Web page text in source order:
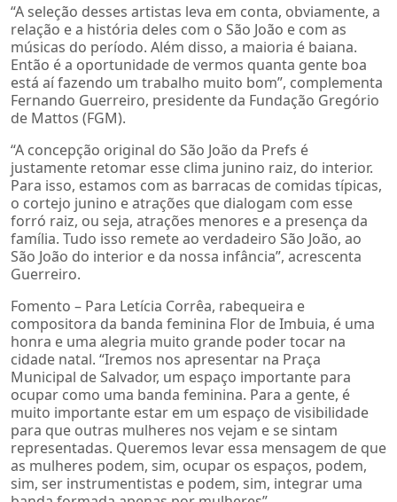
“A seleção desses artistas leva em conta, obviamente, a
relação e a história deles com o São João e com as
músicas do período. Além disso, a maioria é baiana.
Então é a oportunidade de vermos quanta gente boa
está aí fazendo um trabalho muito bom”, complementa
Fernando Guerreiro, presidente da Fundação Gregório
de Mattos (FGM).
“A concepção original do São João da Prefs é
justamente retomar esse clima junino raiz, do interior.
Para isso, estamos com as barracas de comidas típicas,
o cortejo junino e atrações que dialogam com esse
forró raiz, ou seja, atrações menores e a presença da
família. Tudo isso remete ao verdadeiro São João, ao
São João do interior e da nossa infância”, acrescenta
Guerreiro.
Fomento – Para Letícia Corrêa, rabequeira e
compositora da banda feminina Flor de Imbuia, é uma
honra e uma alegria muito grande poder tocar na
cidade natal. “Iremos nos apresentar na Praça
Municipal de Salvador, um espaço importante para
ocupar como uma banda feminina. Para a gente, é
muito importante estar em um espaço de visibilidade
para que outras mulheres nos vejam e se sintam
representadas. Queremos levar essa mensagem de que
as mulheres podem, sim, ocupar os espaços, podem,
sim, ser instrumentistas e podem, sim, integrar uma